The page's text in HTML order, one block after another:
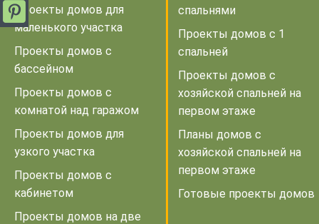
Проекты домов для
маленького участка
Проекты домов с
бассейном
Проекты домов с
комнатой над гаражом
Проекты домов для
узкого участка
Проекты домов с
кабинетом
Проекты домов на две
спальнями
Проекты домов с 1
спальней
Проекты домов с
хозяйской спальней на
первом этаже
Планы домов с
хозяйской спальней на
первом этаже
Готовые проекты домов